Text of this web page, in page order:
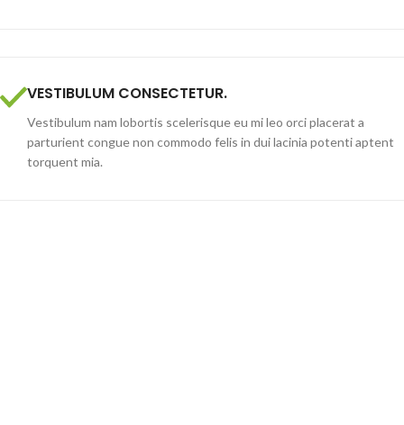
VESTIBULUM CONSECTETUR.
Vestibulum nam lobortis scelerisque eu mi leo orci placerat a
parturient congue non commodo felis in dui lacinia potenti aptent
torquent mia.